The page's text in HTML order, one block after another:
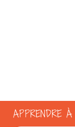
APPRENDRE À